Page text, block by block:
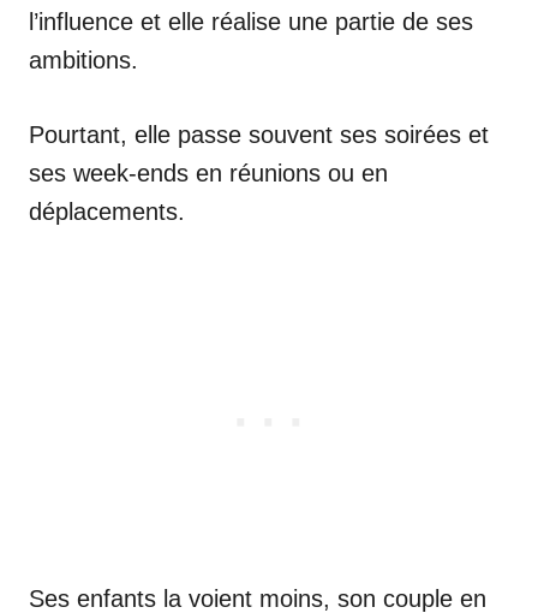
l’influence et elle réalise une partie de ses
ambitions.
Pourtant, elle passe souvent ses soirées et
ses week-ends en réunions ou en
déplacements.
Ses enfants la voient moins, son couple en